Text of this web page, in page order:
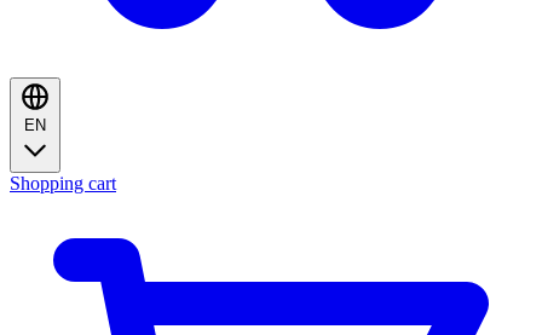
EN
Shopping cart